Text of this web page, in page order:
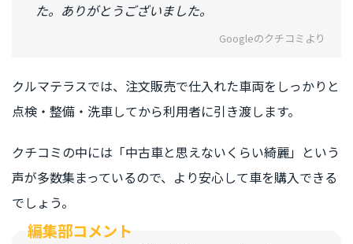
た。ありがとうございました。
Googleのクチコミより
クルマテラスでは、注文販売で仕入れた車両をしっかりと
点検・整備・洗車してから利用者に引き渡します。
クチコミの中には「中古車と思えないくらい綺麗」という
声が多数集まっているので、より安心して車を購入できる
でしょう。